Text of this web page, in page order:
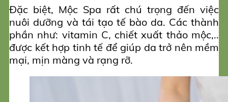
Đặc biệt, Mộc Spa rất chú trọng đến việc
nuôi dưỡng và tái tạo tế bào da. Các thành
phần như: vitamin C, chiết xuất thảo mộc,..
được kết hợp tinh tế để giúp da trở nên mềm
mại, mịn màng và rạng rỡ.